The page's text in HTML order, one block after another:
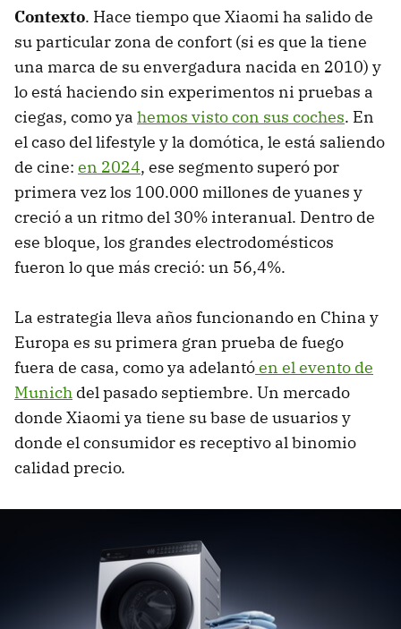
Contexto. Hace tiempo que Xiaomi ha salido de
su particular zona de confort (si es que la tiene
una marca de su envergadura nacida en 2010) y
lo está haciendo sin experimentos ni pruebas a
ciegas, como ya hemos visto con sus coches. En
el caso del lifestyle y la domótica, le está saliendo
de cine: en 2024, ese segmento superó por
primera vez los 100.000 millones de yuanes y
creció a un ritmo del 30% interanual. Dentro de
ese bloque, los grandes electrodomésticos
fueron lo que más creció: un 56,4%.
La estrategia lleva años funcionando en China y
Europa es su primera gran prueba de fuego
fuera de casa, como ya adelantóen el evento de
Munich del pasado septiembre. Un mercado
donde Xiaomi ya tiene su base de usuarios y
donde el consumidor es receptivo al binomio
calidad precio.